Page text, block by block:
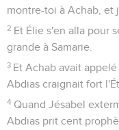
montre-toi à Achab, et
2 Et Élie s'en alla pour
grande à Samarie.
3 Et Achab avait
Abdias craignait fort
4 Quand Jésabel
Abdias prit cent